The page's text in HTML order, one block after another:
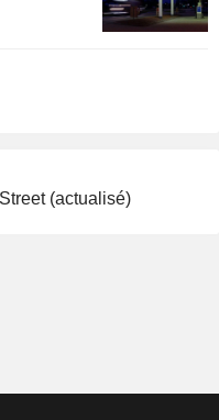
(actualisé)